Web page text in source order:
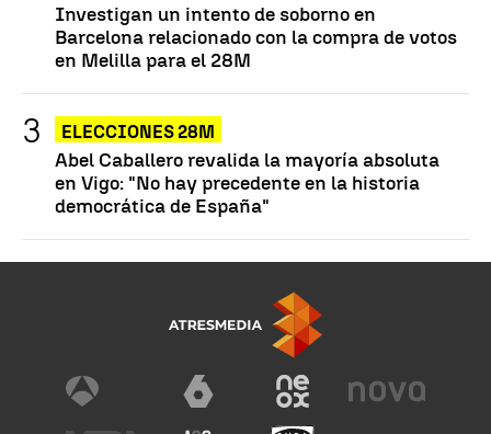
Investigan un intento de soborno en
Barcelona relacionado con la compra de votos
en Melilla para el 28M
ELECCIONES 28M
Abel Caballero revalida la mayoría absoluta
en Vigo: "No hay precedente en la historia
democrática de España"